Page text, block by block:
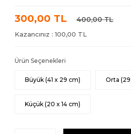
300,00 TL 400,00 TL
Kazancınız : 100,00 TL
Ürün Seçenekleri
Büyük (41 x 29 cm) Orta
Küçük (20 x 14 cm)